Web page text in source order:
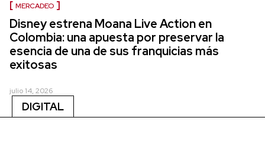
MERCADEO
Disney estrena Moana Live Action en
Colombia: una apuesta por preservar la
esencia de una de sus franquicias más
exitosas
julio 14, 2026
DIGITAL